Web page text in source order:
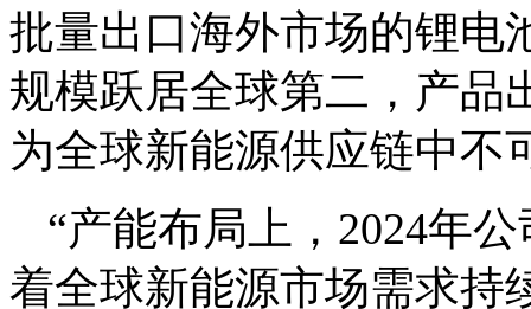
批量出口海外市场的锂电
规模跃居全球第二，产品
为全球新能源供应链中不
“产能布局上，2024年
着全球新能源市场需求持